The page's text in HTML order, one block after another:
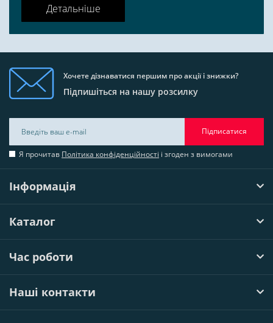
Детальніше
Хочете дізнаватися першим про акції і знижки?
Підпишіться на нашу розсилку
Підписатися
Я прочитав Політика конфіденційності і згоден з вимогами
Інформація
Каталог
Час роботи
Наші контакти